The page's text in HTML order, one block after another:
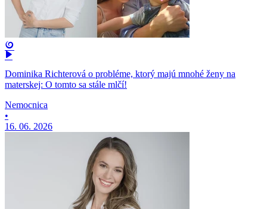
Dominika Richterová o probléme, ktorý majú mnohé ženy na
materskej: O tomto sa stále mlčí!
Nemocnica
•
16. 06. 2026